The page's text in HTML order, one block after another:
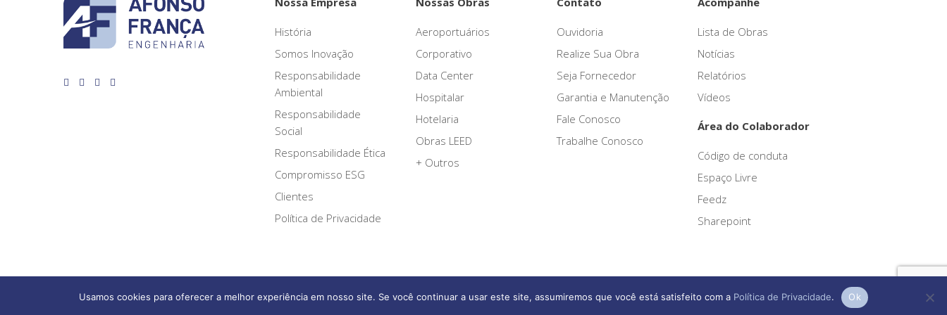
História
Somos Inovação
Responsabilidade
Ambiental
Responsabilidade
Social
Responsabilidade Ética
Compromisso ESG
Clientes
Política de Privacidade
Aeroportuários
Corporativo
Data Center
Hospitalar
Hotelaria
Obras LEED
+ Outros
Ouvidoria
Realize Sua Obra
Seja Fornecedor
Garantia e Manutenção
Fale Conosco
Trabalhe Conosco
Lista de Obras
Notícias
Relatórios
Vídeos
Área do Colaborador
Código de conduta
Espaço Livre
Feedz
Sharepoint
Afonso França Engenharia © 2026 Todos os direitos reservados
Usamos cookies para oferecer a melhor experiência em nosso site. Se você continuar a usar este site, assumiremos que você está satisfeito com a Política de Privacidade. Ok